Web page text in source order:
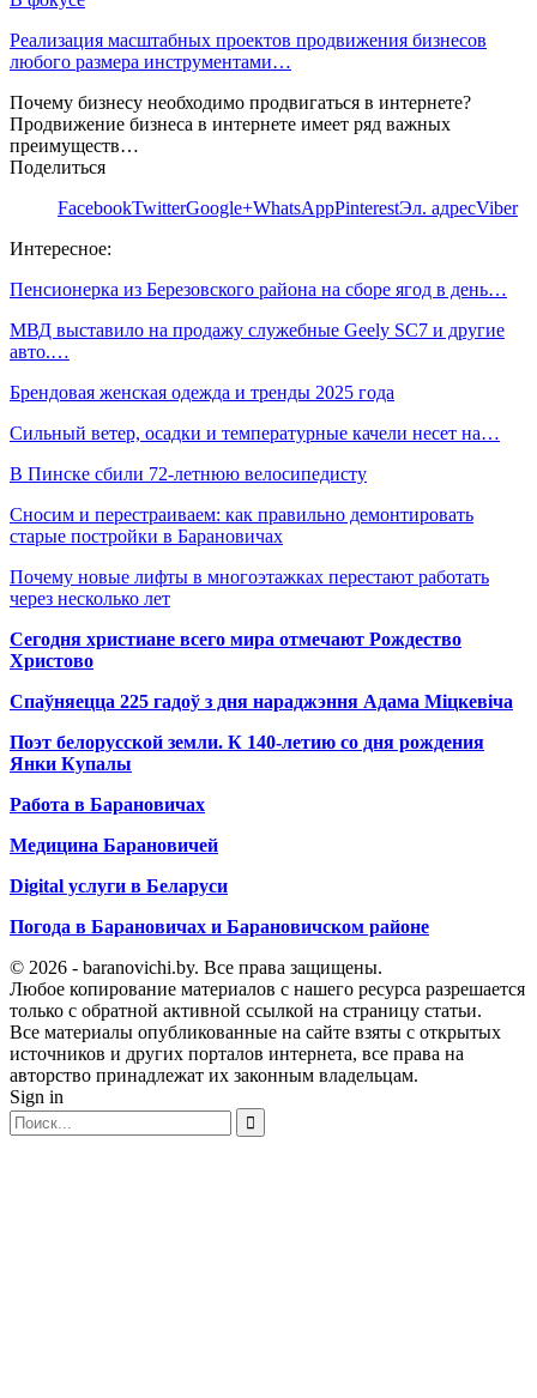
Реализация масштабных проектов продвижения бизнесов
любого размера инструментами…
Почему бизнесу необходимо продвигаться в интернете?
Продвижение бизнеса в интернете имеет ряд важных
преимуществ…
Поделиться
FacebookTwitterGoogle+WhatsAppPinterestЭл. адресViber
Интересное:
Пенсионерка из Березовского района на сборе ягод в день…
МВД выставило на продажу служебные Geely SC7 и другие
авто.…
Брендовая женская одежда и тренды 2025 года
Сильный ветер, осадки и температурные качели несет на…
В Пинске сбили 72-летнюю велосипедисту
Сносим и перестраиваем: как правильно демонтировать
старые постройки в Барановичах
Почему новые лифты в многоэтажках перестают работать
через несколько лет
Сегодня христиане всего мира отмечают Рождество
Христово
Спаўняецца 225 гадоў з дня нараджэння Адама Міцкевіча
Поэт белорусской земли. К 140-летию со дня рождения
Янки Купалы
Работа в Барановичах
Медицина Барановичей
Digital услуги в Беларуси
Погода в Барановичах и Барановичском районе
© 2026 - baranovichi.by. Все права защищены.
Любое копирование материалов с нашего ресурса разрешается
только с обратной активной ссылкой на страницу статьи.
Все материалы опубликованные на сайте взяты с открытых
источников и других порталов интернета, все права на
авторство принадлежат их законным владельцам.
Sign in